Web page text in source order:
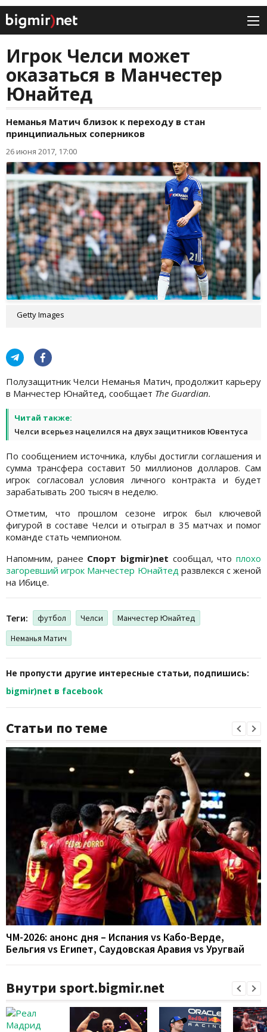
Игрок Челси может
оказаться в Манчестер
Юнайтед
Неманья Матич близок к переходу в стан
принципиальных соперников
26 июня 2017, 17:00
Getty Images
Полузащитник Челси Неманья Матич, продолжит карьеру
в Манчестер Юнайтед, сообщает The Guardian.
Читай также:
Челси всерьез нацелился на двух защитников Ювентуса
По сообщением источника, клубы достигли соглашения и
сумма трансфера составит 50 миллионов долларов. Сам
игрок согласовал условия личного контракта и будет
зарабатывать 200 тысяч в неделю.
Отметим, что прошлом сезоне игрок был ключевой
фигурой в составе Челси и отыграл в 35 матчах и помог
команде стать чемпионом.
Напомним, ранее Спорт bigmir)net сообщал, чтоплохо
загоревший игрок Манчестер Юнайтед развлекся с женой
на Ибице.
Теги: футбол Челси
Манчестер Юнайтед
Неманья Матич
Не пропусти другие интересные статьи, подпишись:
bigmir)net в facebook
Статьи по теме
ЧМ-2026: анонс дня – Испания vs Кабо-Верде,
Бельгия vs Египет, Саудовская Аравия vs Уругвай
Внутри sport.bigmir.net